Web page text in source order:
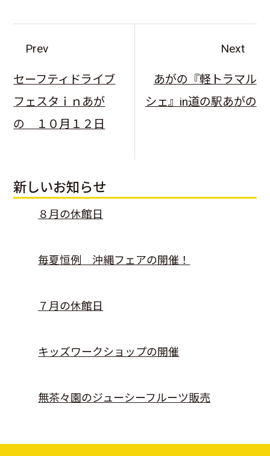
Prev
セーフティドライブ
フェスタｉｎあが
の １０月１２日
Next
あがの『軽トラマル
シェ』in道の駅あがの
新しいお知らせ
８月の休館日
毎夏恒例 沖縄フェアの開催！
７月の休館日
キッズワークショップの開催
無茶々園のジューシーフルーツ販売